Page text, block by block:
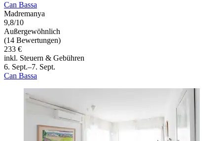
Can Bassa
Madremanya
9,8/10
Außergewöhnlich
(14 Bewertungen)
233 €
inkl. Steuern & Gebühren
6. Sept.–7. Sept.
Can Bassa